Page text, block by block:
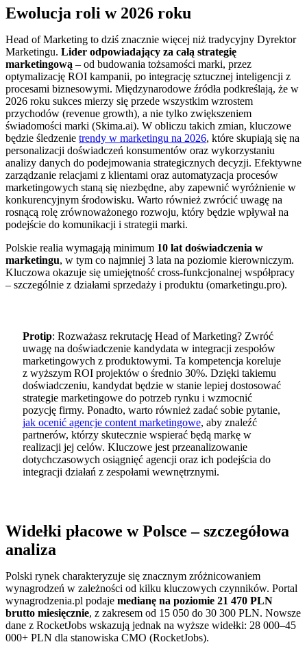
Ewolucja roli w 2026 roku
Head of Marketing to dziś znacznie więcej niż tradycyjny Dyrektor
Marketingu. Lider odpowiadający za całą strategię
marketingową – od budowania tożsamości marki, przez
optymalizację ROI kampanii, po integrację sztucznej inteligencji z
procesami biznesowymi. Międzynarodowe źródła podkreślają, że w
2026 roku sukces mierzy się przede wszystkim wzrostem
przychodów (revenue growth), a nie tylko zwiększeniem
świadomości marki (Skima.ai). W obliczu takich zmian, kluczowe
będzie śledzenie trendy w marketingu na 2026, które skupiają się na
personalizacji doświadczeń konsumentów oraz wykorzystaniu
analizy danych do podejmowania strategicznych decyzji. Efektywne
zarządzanie relacjami z klientami oraz automatyzacja procesów
marketingowych staną się niezbędne, aby zapewnić wyróżnienie w
konkurencyjnym środowisku. Warto również zwrócić uwagę na
rosnącą rolę zrównoważonego rozwoju, który będzie wpływał na
podejście do komunikacji i strategii marki.
Polskie realia wymagają minimum 10 lat doświadczenia w
marketingu, w tym co najmniej 3 lata na poziomie kierowniczym.
Kluczowa okazuje się umiejętność cross-funkcjonalnej współpracy
– szczególnie z działami sprzedaży i produktu (omarketingu.pro).
Protip: Rozważasz rekrutację Head of Marketing? Zwróć
uwagę na doświadczenie kandydata w integracji zespołów
marketingowych z produktowymi. Ta kompetencja koreluje
z wyższym ROI projektów o średnio 30%. Dzięki takiemu
doświadczeniu, kandydat będzie w stanie lepiej dostosować
strategie marketingowe do potrzeb rynku i wzmocnić
pozycję firmy. Ponadto, warto również zadać sobie pytanie,
jak ocenić agencje content marketingowe, aby znaleźć
partnerów, którzy skutecznie wspierać będą markę w
realizacji jej celów. Kluczowe jest przeanalizowanie
dotychczasowych osiągnięć agencji oraz ich podejścia do
integracji działań z zespołami wewnętrznymi.
Widełki płacowe w Polsce – szczegółowa
analiza
Polski rynek charakteryzuje się znacznym zróżnicowaniem
wynagrodzeń w zależności od kilku kluczowych czynników. Portal
wynagrodzenia.pl podaje medianę na poziomie 21 470 PLN
brutto miesięcznie, z zakresem od 15 050 do 30 300 PLN. Nowsze
dane z RocketJobs wskazują jednak na wyższe widełki: 28 000–45
000+ PLN dla stanowiska CMO (RocketJobs).